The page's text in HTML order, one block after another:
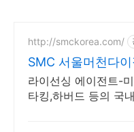
http://smckorea.com/
SMC 서울머천다
라이선싱 에이전트-
타킹,하버드 등의 국